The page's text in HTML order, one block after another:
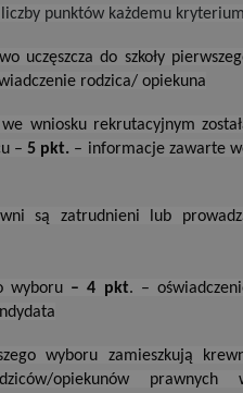
punktów każdemu
uczęszcza do szkoły
rodzica/ opiekuna
wniosku rekrutacyjnym
– 5 pkt. – informacje zawarte
są zatrudnieni lub
wyboru – 4 pkt. –
wyboru zamieszkują
opiekunów prawnych